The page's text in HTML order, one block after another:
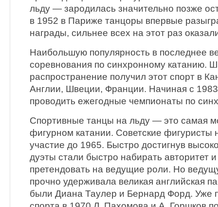
льду — зародилась значительно позже
в 1952 в Париже танцоры впервые
награды, сильнее всех на этот раз
Наибольшую популярность в последнее
соревнования по синхронному катанию.
распространение получил этот спорт в
Англии, Швеции, Франции. Начиная с
проводить ежегодные чемпионаты по
Спортивные танцы на льду — это самая
фигурном катании. Советские фигуристы
участие до 1965. Быстро достигнув
дуэты стали быстро набирать авторитет
претендовать на ведущие роли. Но
прочно удерживала великая английская
были Диана Таулер и Бернард Форд. Уже